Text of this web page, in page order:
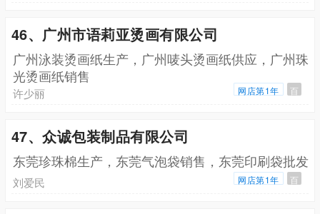
46、广州市语莉亚烫画有限公司
广州泳装烫画纸生产，广州唛头烫画纸供应，广州珠
光烫画纸销售
许少丽 网店第1年 百
47、众诚包装制品有限公司
东莞珍珠棉生产，东莞气泡袋销售，东莞印刷袋批发
刘爱民 网店第1年 百